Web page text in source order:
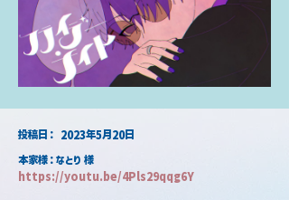
2023年5月20日
​投稿日：
本家様：なとり 様
https://youtu.be/4Pls29qqg6Y